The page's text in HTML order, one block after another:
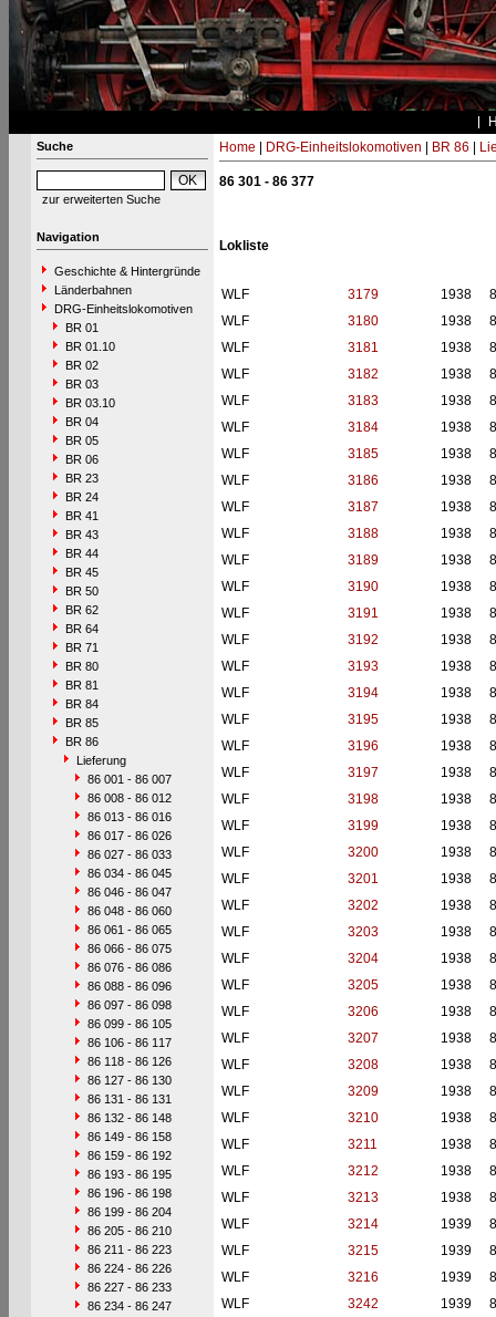
Suche
zur erweiterten Suche
Navigation
Geschichte & Hintergründe
Länderbahnen
DRG-Einheitslokomotiven
BR 01
BR 01.10
BR 02
BR 03
BR 03.10
BR 04
BR 05
BR 06
BR 23
BR 24
BR 41
BR 43
BR 44
BR 45
BR 50
BR 62
BR 64
BR 71
BR 80
BR 81
BR 84
BR 85
BR 86
Lieferung
86 001 - 86 007
86 008 - 86 012
86 013 - 86 016
86 017 - 86 026
86 027 - 86 033
86 034 - 86 045
86 046 - 86 047
86 048 - 86 060
86 061 - 86 065
86 066 - 86 075
86 076 - 86 086
86 088 - 86 096
86 097 - 86 098
86 099 - 86 105
86 106 - 86 117
86 118 - 86 126
86 127 - 86 130
86 131 - 86 131
86 132 - 86 148
86 149 - 86 158
86 159 - 86 192
86 193 - 86 195
86 196 - 86 198
86 199 - 86 204
86 205 - 86 210
86 211 - 86 223
86 224 - 86 226
86 227 - 86 233
86 234 - 86 247
Home DRG-Einheitslokomotiven BR 86
86 301 - 86 377
Lokliste
WLF 3179 1938
WLF
3180 1938
WLF
3181 1938
WLF
3182 1938
WLF
3183 1938
WLF
3184 1938
WLF
3185 1938
WLF
3186 1938
WLF
3187 1938
WLF
3188 1938
WLF
3189 1938
WLF
3190 1938
WLF
3191 1938
WLF
3192 1938
WLF
3193 1938
WLF
3194 1938
WLF
3195 1938
WLF
3196 1938
WLF
3197 1938
WLF
3198 1938
WLF
3199 1938
WLF
3200 1938
WLF
3201 1938
WLF
3202 1938
WLF
3203 1938
WLF
3204 1938
WLF
3205 1938
WLF
3206 1938
WLF
3207 1938
WLF
3208 1938
WLF
3209 1938
WLF
3210 1938
WLF
3211 1938
WLF
3212 1938
WLF
3213 1938
WLF
3214 1939
WLF
3215 1939
WLF
3216 1939
WLF
3242 1939